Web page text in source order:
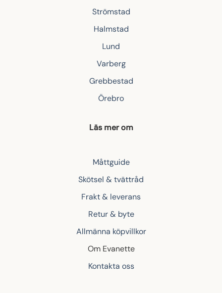
Strömstad
Halmstad
Lund
Varberg
Grebbestad
Örebro
Läs mer om
Måttguide
Skötsel & tvättråd
Frakt & leverans
Retur & byte
Allmänna köpvillkor
Om Evanette
Kontakta oss